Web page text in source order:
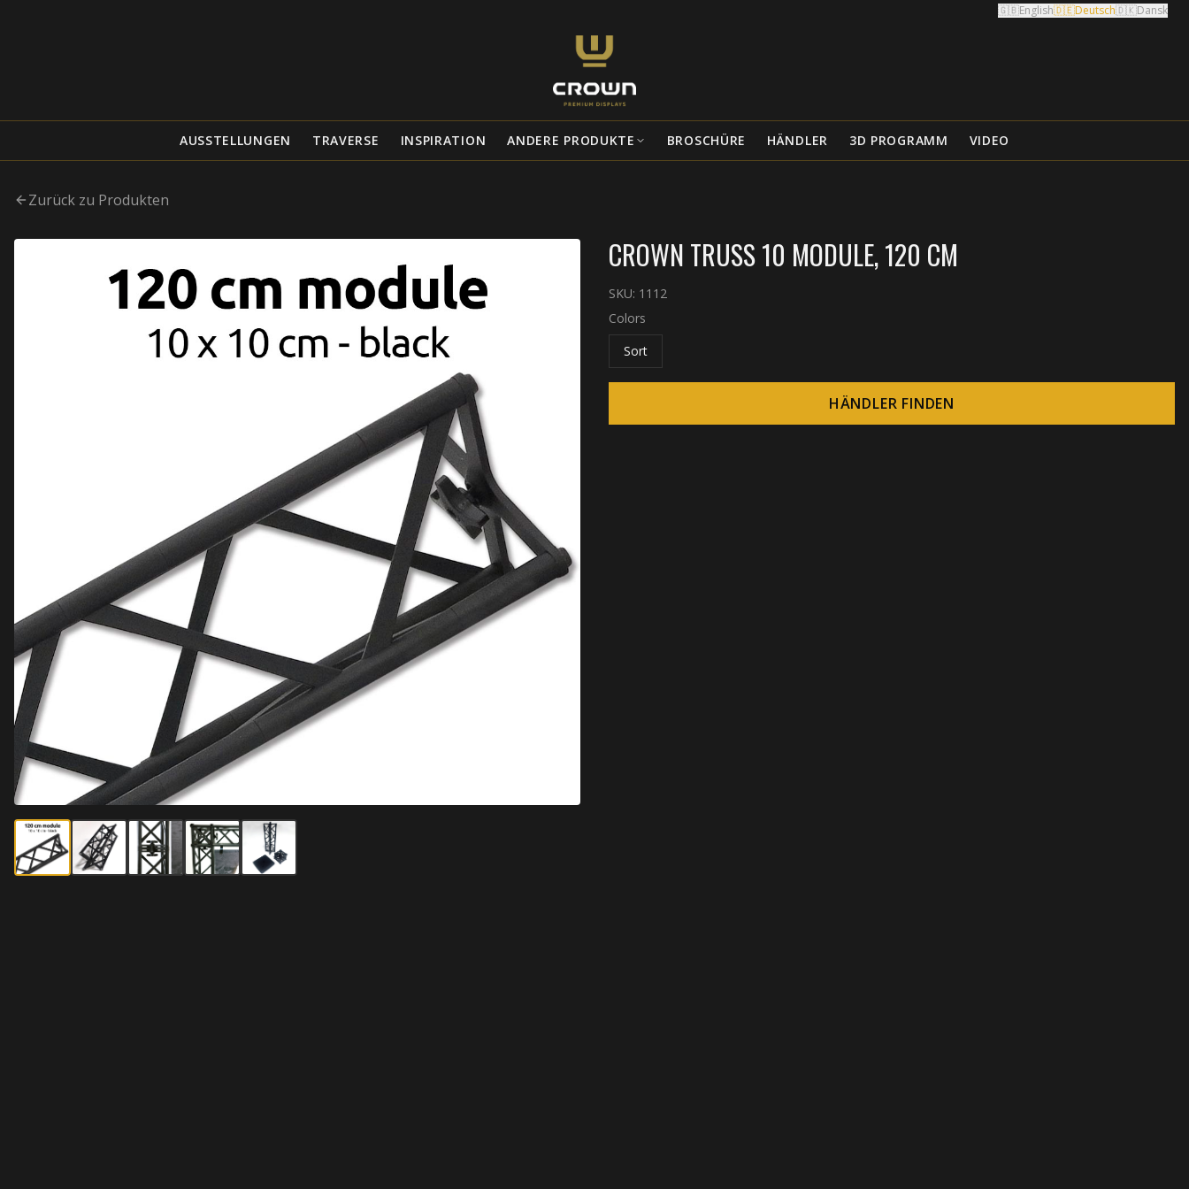
🇬🇧English🇩🇪Deutsch🇩🇰Dansk
AUSSTELLUNGEN TRAVERSE INSPIRATION ANDERE PRODUKTE BROSCHÜRE HÄNDLER 3D PROGRAMM VIDEO
Zurück zu Produkten
CROWN TRUSS 10 MODULE, 120 CM
SKU: 1112
Colors
Sort
HÄNDLER FINDEN